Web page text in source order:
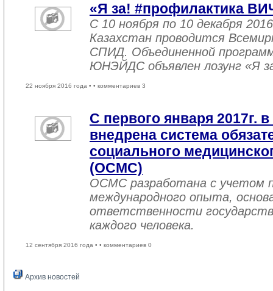
«Я за! #профилактика
С 10 ноября по 10 декабря
Казахстан проводится
СПИД. Объединенной
ЮНЭЙДС объявлен лозунг «Я
22 ноября 2016 года • • комментариев 3
С первого января 2017г.
внедрена система
социального
(ОСМС)
ОСМС разработана с учетом
международного опыта,
ответственности
каждого человека.
12 сентября 2016 года • • комментариев 0
Архив новостей